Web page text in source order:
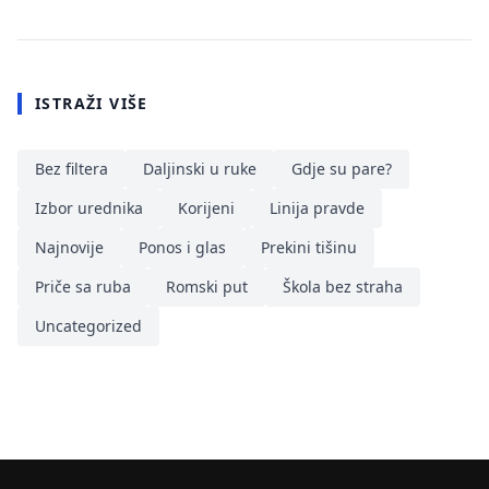
ISTRAŽI VIŠE
Bez filtera Daljinski u ruke
Gdje su pare?
Izbor urednika
Korijeni
Linija pravde
Najnovije
Ponos i glas
Prekini tišinu
Priče sa ruba
Romski put
Škola bez straha
Uncategorized